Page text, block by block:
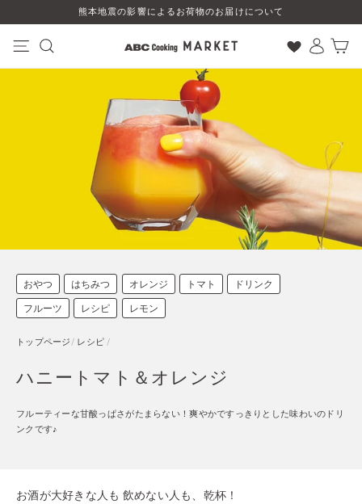
ン
ツ
熊本地震の影響によるお荷物のお届けについて
おやつ はちみつ オレンジ トマト ドリンク
フルーツ レシピ レモン
トップページ / レシピ /
ハニートマト＆オレンジ
フルーティーな甘酸っぱさがたまらない！爽やかですっきりとした味わいのドリ
ンクです♪
お酒が大好きな人も 飲めない人も、乾杯！